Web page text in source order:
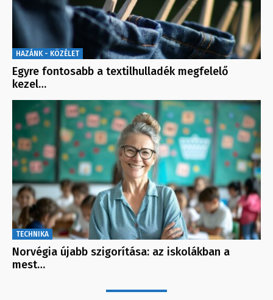
HAZÁNK - KÖZÉLET
Egyre fontosabb a textilhulladék megfelelő
kezel…
TECHNIKA
Norvégia újabb szigorítása: az iskolákban a
mest…